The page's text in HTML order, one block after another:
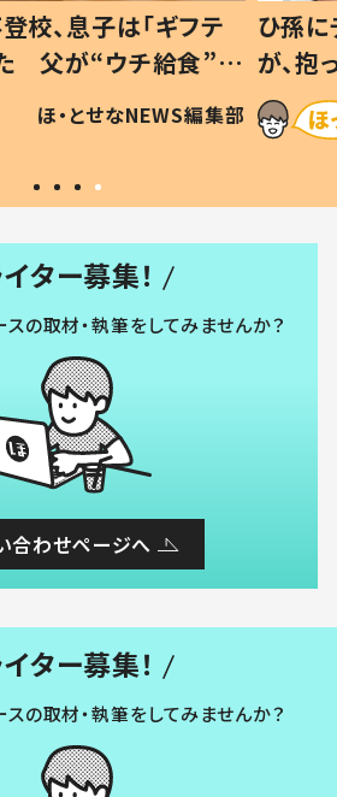
校、息子は「ギフテ
た 父が“ウチ給食”を
理由とは #令和の親
ほ・とせなNEWS編集部
ひ孫
が、
「涙が
い」
ター募集！
の取材・執筆をしてみませんか？
合わせページへ
ター募集！
の取材・執筆をしてみませんか？